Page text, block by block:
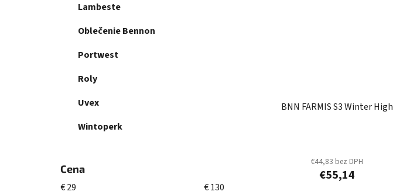
Lambeste
Oblečenie Bennon
Portwest
Roly
Uvex
Wintoperk
Cena
€29 €130
BNN FARMIS S3 Winter High
€44,83 bez DPH
€55,14